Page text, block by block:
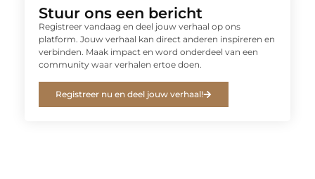
Stuur ons een bericht
Registreer vandaag en deel jouw verhaal op ons
platform. Jouw verhaal kan direct anderen inspireren en
verbinden. Maak impact en word onderdeel van een
community waar verhalen ertoe doen.
Registreer nu en deel jouw verhaal!